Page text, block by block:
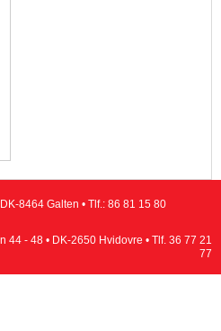
8464 Galten • Tlf.: 86 81 15 80
44 - 48 • DK-2650 Hvidovre • Tlf.36 77 21
77